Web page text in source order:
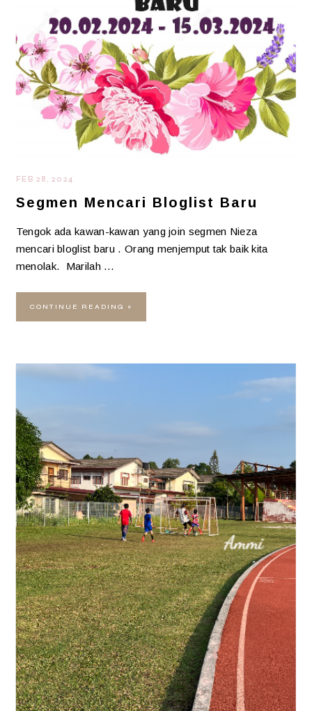
FEB 28, 2024
Segmen Mencari Bloglist Baru
Tengok ada kawan-kawan yang join segmen Nieza
mencari bloglist baru . Orang menjemput tak baik kita
menolak. Marilah …
CONTINUE READING »